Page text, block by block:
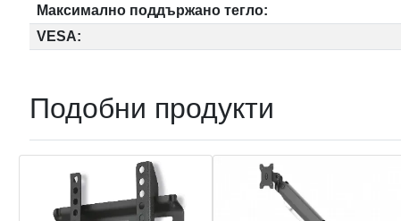
Максимално поддържано тегло:
VESA:
Подобни продукти